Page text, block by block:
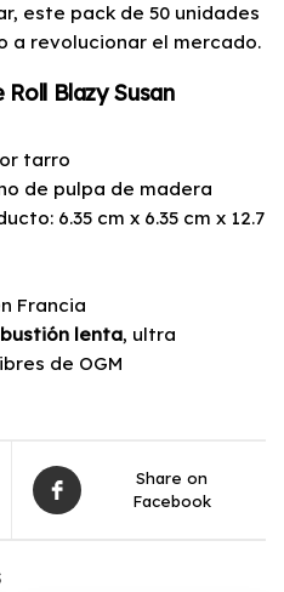
este pack de 50 unidades
a revolucionar el mercado.
Roll Blazy Susan
tarro
de pulpa de madera
6.35 cm x 6.35 cm x 12.7
Francia
lenta, ultra
de OGM
Share on
Facebook